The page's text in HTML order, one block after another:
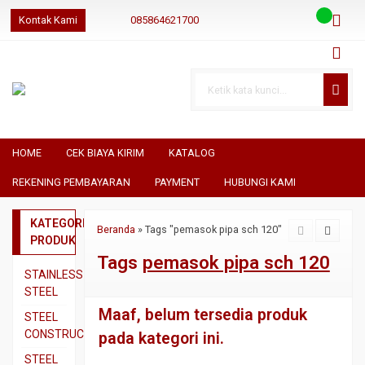
Kontak Kami 085864621700
HOME CEK BIAYA KIRIM KATALOG
REKENING PEMBAYARAN PAYMENT HUBUNGI KAMI
Beranda» Tags "pemasok pipa sch 120"
Tags pemasok pipa sch 120
Maaf, belum tersedia produk
pada kategori ini.
KATEGORI
PRODUK
STAINLESS
STEEL
Pipa
SS304
Pipa
STEEL
CONSTRUCTION
Besi
STEEL